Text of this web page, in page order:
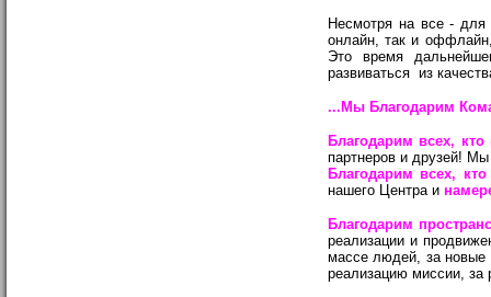
Несмотря на все - для
онлайн, так и оффлайн,
Это время
развиваться из
...Мы Благодарим
Благодарим всех,
партнеров и друзей!
Благодарим всех,
нашего Центра и
Благодарим
реализации и
массе людей, за новые
реализацию миссии, за